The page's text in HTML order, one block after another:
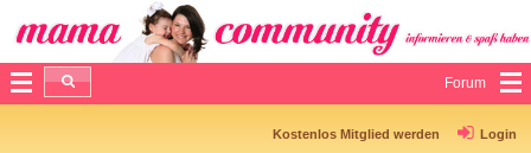
Forum
Kostenlos Mitglied werden Login